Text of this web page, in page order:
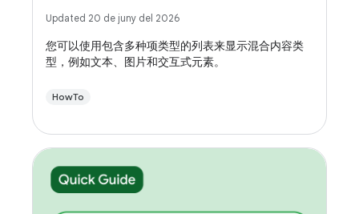
Updated 20 de juny del 2026
您可以使用包含多种项类型的列表来显示混合内容类
型，例如文本、图片和交互式元素。
HowTo